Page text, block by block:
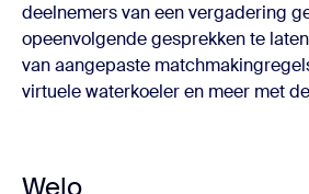
deelnemers van een vergadering
opeenvolgende gesprekken te
van aangepaste
virtuele waterkoeler en meer met de